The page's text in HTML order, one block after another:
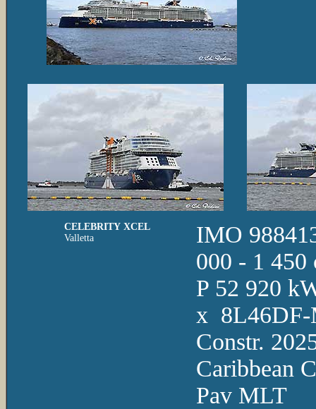
CELEBRITY XCEL
Valletta
IMO
000 - 1 450
P 52 920
x 8L46DF-
Constr.
Caribbean
Pav MLT